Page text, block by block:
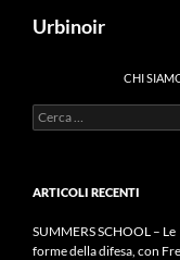
Urbinoir
CHI
Ricerca
per:
ARTICOLI RECENTI
SUMMERS SCHOOL – Le
forme della difesa, con